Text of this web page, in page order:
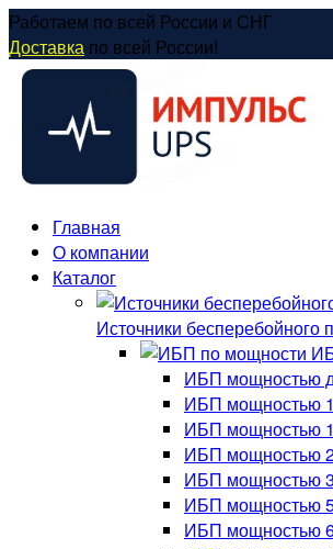
Перейти
к
содержанию
Работаем по всей России и СНГ
Доставка по всей России!
Главная
О компании
Каталог
Источники бесперебойного
ИБП мощностью
ИБП мощностью
ИБП мощностью
ИБП мощностью
ИБП мощностью
ИБП мощностью
ИБП мощностью